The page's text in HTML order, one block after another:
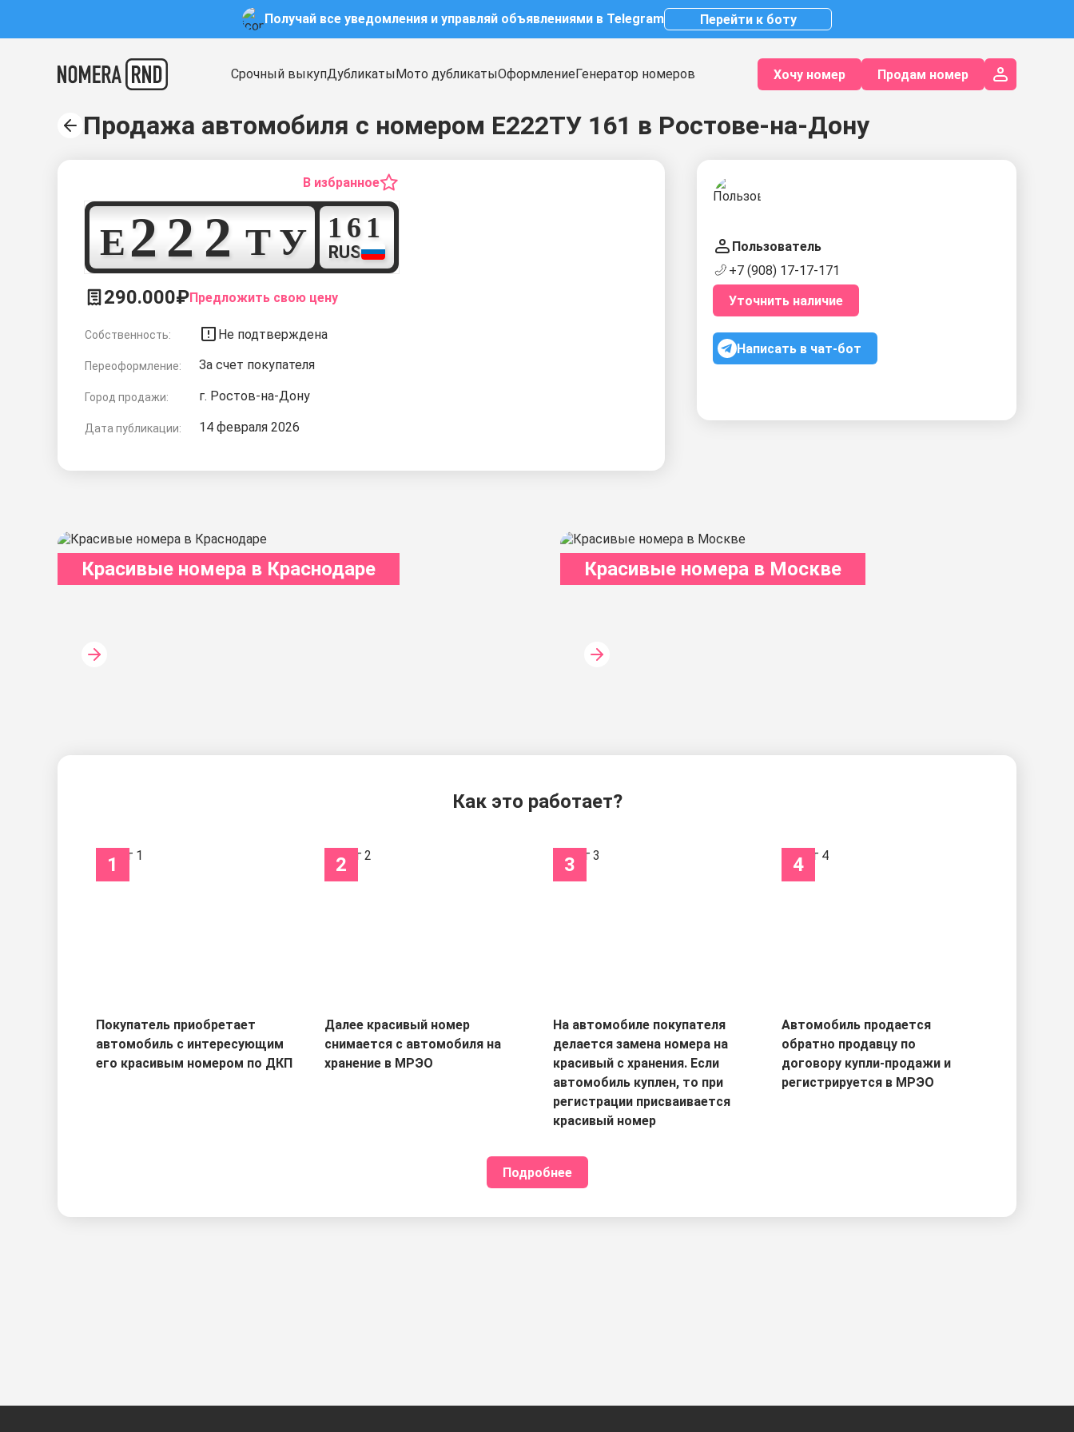
Получай все уведомления и управляй объявлениями в Telegram Перейти к боту
Срочный выкупДубликатыМото дубликатыОформлениеГенератор номеров Хочу номер Продам номер
Продажа автомобиля с номером Е222ТУ 161 в Ростове-на-Дону
В избранное
Е2
2
2
ТУ1
61
RUS
290.000₽Предложить свою цену
Собственность: Не подтверждена
Переоформление: За счет покупателя
Город продажи: г. Ростов-на-Дону
Дата публикации: 14 февраля 2026
Пользователь
+7 (908) 17-17-171
Уточнить наличие
Написать в чат-бот
Красивые номера в Краснодаре Красивые номера в Москве
Как это работает?
1
Покупатель приобретает
автомобиль с интересующим
его красивым номером по ДКП
2
Далее красивый номер
снимается с автомобиля на
хранение в МРЭО
3
На автомобиле покупателя
делается замена номера на
красивый с хранения. Если
автомобиль куплен, то при
регистрации присваивается
красивый номер
4
Автомобиль продается
обратно продавцу по
договору купли-продажи и
регистрируется в МРЭО
Подробнее